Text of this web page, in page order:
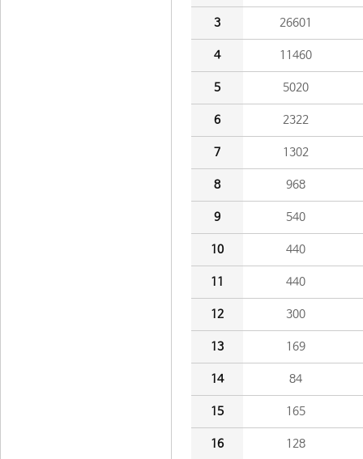
3 26601
4 11460
5 5020
6 2322
7 1302
8 968
9 540
10 440
11 440
12 300
13 169
14 84
15 165
16 128